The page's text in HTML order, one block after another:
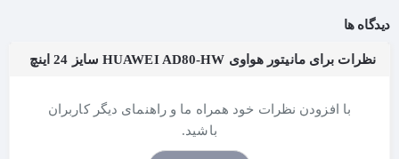
دیدگاه ها
نظرات برای مانیتور هواوی HUAWEI AD80-HW سایز 24 اینچ
با افزودن نظرات خود همراه ما و راهنمای دیگر کاربران
باشید.